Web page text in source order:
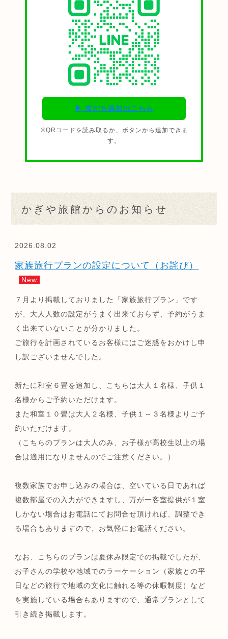
▶ 友だち追加はこちら
※QRコードを読み取るか、ボタンから追加できま
す。
かぎや旅館からのお知らせ
2026.08.02
家族旅行プランの設定について（お詫び）
New
７月より掲載しておりました「家族旅行プラン」です
が、大人人数の設定がうまく出来ておらず、予約がうま
く出来ていないことが分かりました。
ご旅行を計画されているお客様にはご迷惑をおかけし申
し訳ございませんでした。
新たに和室６畳を追加し、こちらは大人１名様、子供１
名様からご予約いただけます。
また和室１０畳は大人２名様、子供１～３名様よりご予
約いただけます。
（こちらのプランは大人のみ、お子様が高校生以上の場
合は適用になりませんのでご注意ください。）
複数家族でお申し込みの場合は、空いている日であれば
複数部屋での入力ができますし、万が一客室提供が１室
しかない場合はお電話にてお問合せ頂ければ、調整でき
る場合もありますので、お気軽にお電話ください。
なお、こちらのプランは夏休み限定での掲載でしたが、
お子さんの学校や地域でのラーケーション（家族との平
日などの旅行で地域の文化に触れる等の休暇制度）など
を実施している場合もありますので、通常プランとして
引き続き掲載します。